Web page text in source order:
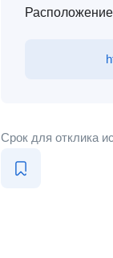
Срок для отклика